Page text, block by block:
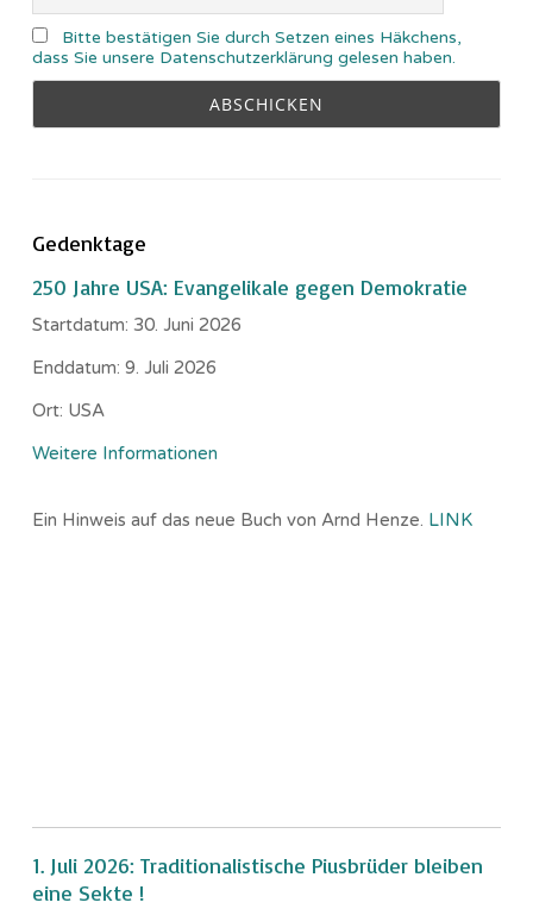
Bitte bestätigen Sie durch Setzen eines Häkchens,
dass Sie unsere Datenschutzerklärung gelesen haben.
Gedenktage
250 Jahre USA: Evangelikale gegen Demokratie
Startdatum: 30. Juni 2026
Enddatum: 9. Juli 2026
Ort: USA
Weitere Informationen
Ein Hinweis auf das neue Buch von Arnd Henze. LINK
1. Juli 2026: Traditionalistische Piusbrüder bleiben
eine Sekte !